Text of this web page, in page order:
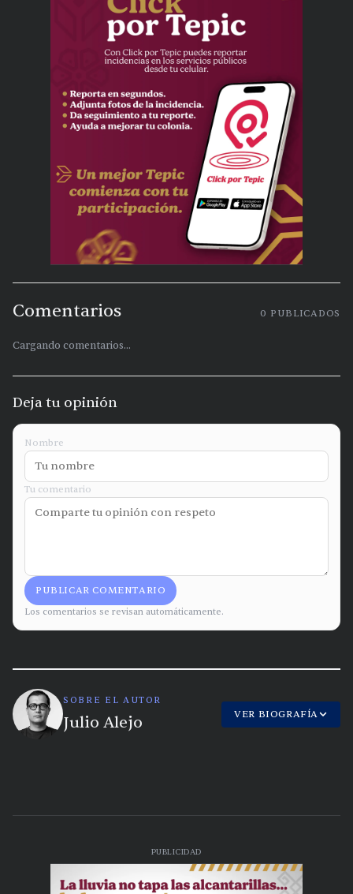
Comentarios 0 PUBLICADOS
Cargando comentarios...
Deja tu opinión
Nombre
Tu comentario
PUBLICAR COMENTARIO
Los comentarios se revisan automáticamente.
SOBRE EL AUTOR
Julio Alejo VER BIOGRAFÍA
PUBLICIDAD